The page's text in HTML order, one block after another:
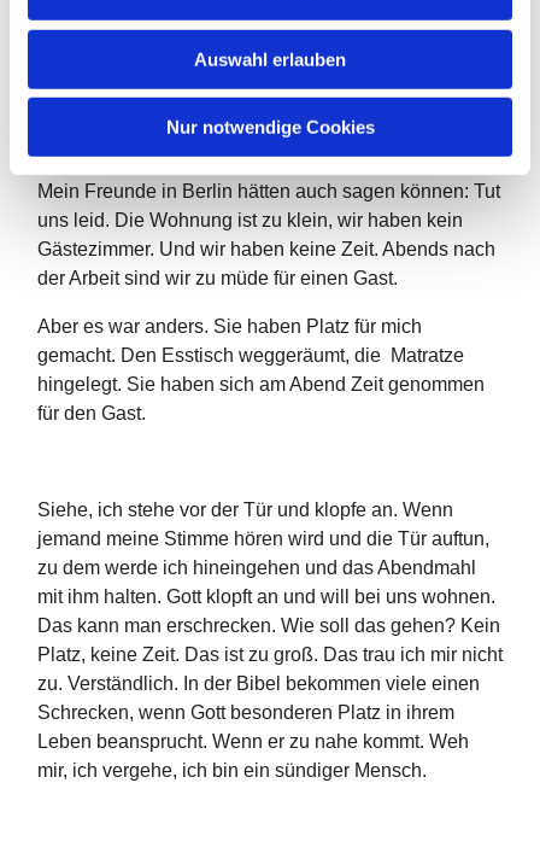
Auswahl erlauben
Nur notwendige Cookies
Der Vater und ich werden Wohnungnehmen.Gott
nimmt sich den Raum, der ihm zusteht in seiner
Schöpfung und wir sollen ihm dabei helfen.
Mein Freunde in Berlin hätten auch sagen können: Tut
uns leid. Die Wohnung ist zu klein, wir haben kein
Gästezimmer. Und wir haben keine Zeit. Abends nach
der Arbeit sind wir zu müde für einen Gast.
Aber es war anders. Sie haben Platz für mich
gemacht. Den Esstisch weggeräumt, die Matratze
hingelegt. Sie haben sich am Abend Zeit genommen
für den Gast.
Siehe, ich stehe vor der Tür und klopfe an. Wenn
jemand meine Stimme hören wird und die Tür auftun,
zu dem werde ich hineingehen und das Abendmahl
mit ihm halten. Gott klopft an und will bei uns wohnen.
Das kann man erschrecken. Wie soll das gehen? Kein
Platz, keine Zeit. Das ist zu groß. Das trau ich mir nicht
zu. Verständlich. In der Bibel bekommen viele einen
Schrecken, wenn Gott besonderen Platz in ihrem
Leben beansprucht. Wenn er zu nahe kommt. Weh
mir, ich vergehe, ich bin ein sündiger Mensch.